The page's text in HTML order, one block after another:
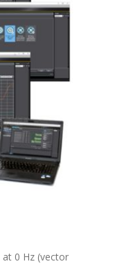
at 0 Hz (vector